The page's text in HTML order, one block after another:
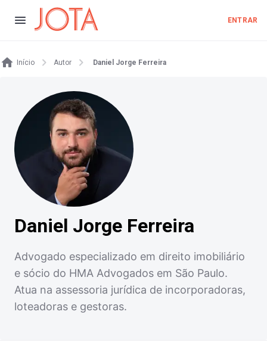
ENTRAR
Início Autor Daniel Jorge Ferreira
Daniel Jorge Ferreira
Advogado especializado em direito imobiliário
e sócio do HMA Advogados em São Paulo.
Atua na assessoria jurídica de incorporadoras,
loteadoras e gestoras.